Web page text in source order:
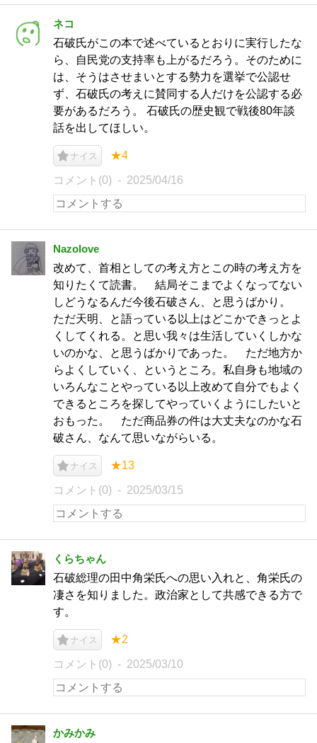
ネコ
石破氏がこの本で述べているとおりに実行したな
ら、自民党の支持率も上がるだろう。そのために
は、そうはさせまいとする勢力を選挙で公認せ
ず、石破氏の考えに賛同する人だけを公認する必
要があるだろう。 石破氏の歴史観で戦後80年談
話を出してほしい。
ナイス ★4
コメント(0) 2025/04/16
Nazolove
改めて、首相としての考え方とこの時の考え方を
知りたくて読書。 結局そこまでよくなってない
しどうなるんだ今後石破さん、と思うばかり。
ただ天明、と語っている以上はどこかできっとよ
くしてくれる。と思い我々は生活していくしかな
いのかな、と思うばかりであった。 ただ地方か
らよくしていく、というところ。私自身も地域の
いろんなことやっている以上改めて自分でもよく
できるところを探してやっていくようにしたいと
おもった。 ただ商品券の件は大丈夫なのかな石
破さん、なんて思いながらいる。
ナイス ★13
コメント(0) 2025/03/15
くらちゃん
石破総理の田中角栄氏への思い入れと、角栄氏の
凄さを知りました。政治家として共感できる方で
す。
ナイス ★2
コメント(0) 2025/03/10
かみかみ